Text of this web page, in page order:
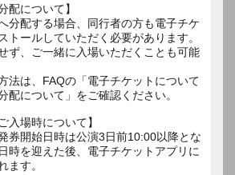
配について】
分配する場合、同行者の方も電子チケ
トールしていただく必要があります。
ず、ご一緒に入場いただくことも可能
法は、FAQの「電子チケットについて
配について」をご確認ください。
入場時について】
券開始日時は公演3日前10:00以降とな
時を迎えた後、電子チケットアプリに
ます。